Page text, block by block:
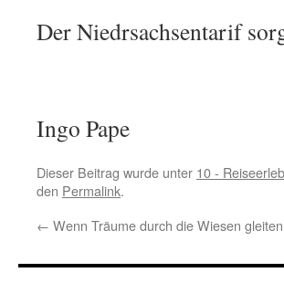
Der Niedrsachsentarif
Ingo Pape
Dieser Beitrag wurde unter 10 -
den Permalink.
← Wenn Träume durch die Wiesen